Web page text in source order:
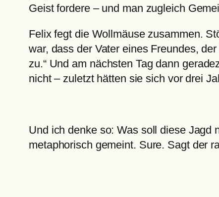
Geist fordere – und man zugleich
Felix fegt die Wollmäuse zusammen.
war, dass der Vater eines Freundes,
zu.“ Und am nächsten Tag dann
nicht – zuletzt hätten sie sich vor drei
Und ich denke so: Was soll diese Jagd
metaphorisch gemeint. Sure. Sagt der